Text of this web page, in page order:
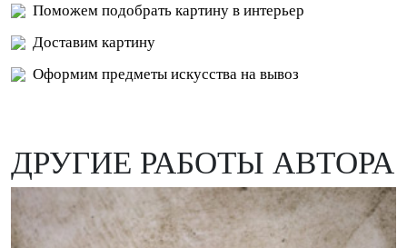
Поможем подобрать картину в интерьер
Доставим картину
Оформим предметы искусства на вывоз
ДРУГИЕ РАБОТЫ АВТОРА